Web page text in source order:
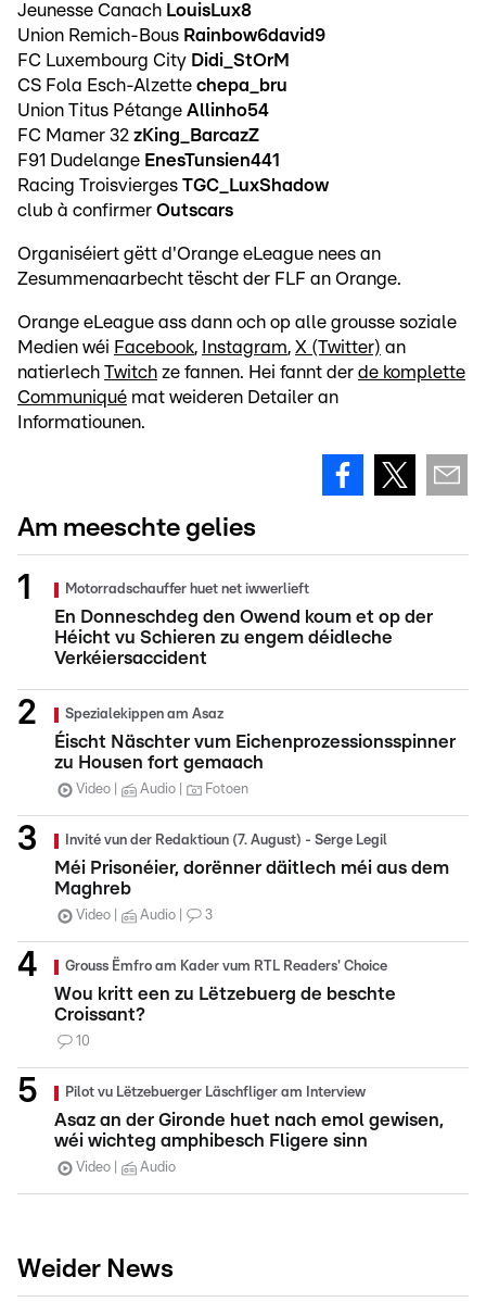
Jeunesse Canach LouisLux8
Union Remich-Bous Rainbow6david9
FC Luxembourg City Didi_StOrM
CS Fola Esch-Alzette chepa_bru
Union Titus Pétange Allinho54
FC Mamer 32 zKing_BarcazZ
F91 Dudelange EnesTunsien441
Racing Troisvierges TGC_LuxShadow
club à confirmer Outscars
Organiséiert gëtt d'Orange eLeague nees an
Zesummenaarbecht tëscht der FLF an Orange.
Orange eLeague ass dann och op alle grousse soziale
Medien wéi Facebook, Instagram, X (Twitter) an
natierlech Twitch ze fannen. Hei fannt der de komplette
Communiqué mat weideren Detailer an
Informatiounen.
Am meeschte gelies
Motorradschauffer huet net iwwerlieft
En Donneschdeg den Owend koum et op der
Héicht vu Schieren zu engem déidleche
Verkéiersaccident
Spezialekippen am Asaz
Éischt Näschter vum Eichenprozessionsspinner
zu Housen fort gemaach
Video Audio Fotoen
Invité vun der Redaktioun (7. August) - Serge Legil
Méi Prisonéier, dorënner däitlech méi aus dem
Maghreb
Video Audio 3
Grouss Ëmfro am Kader vum RTL Readers' Choice
Wou kritt een zu Lëtzebuerg de beschte
Croissant?
10
Pilot vu Lëtzebuerger Läschfliger am Interview
Asaz an der Gironde huet nach emol gewisen,
wéi wichteg amphibesch Fligere sinn
Video Audio
Weider News